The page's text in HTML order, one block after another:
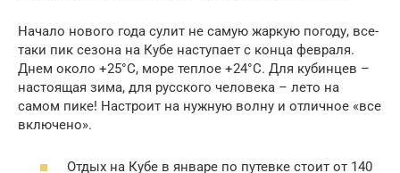
Начало нового года сулит не самую жаркую погоду, все-
таки пик сезона на Кубе наступает с конца февраля.
Днем около +25°С, море теплое +24°С. Для кубинцев –
настоящая зима, для русского человека – лето на
самом пике! Настроит на нужную волну и отличное «все
включено».
Отдых на Кубе в январе по путевке стоит от 140